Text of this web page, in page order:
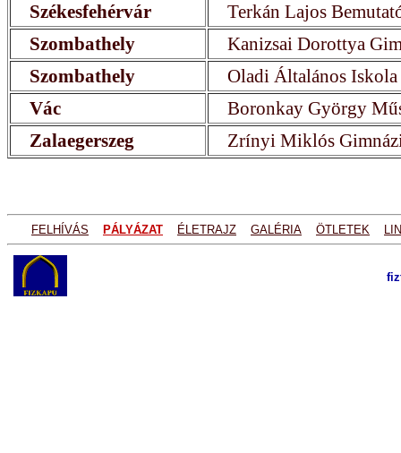
Székesfehérvár
Terkán Lajos
Szombathely
Kanizsai Dorottya
Szombathely
Oladi Általános Iskola
Vác
Boronkay György
Zalaegerszeg
Zrínyi Miklós
FELHÍVÁS PÁLYÁZAT ÉLETRAJZ GALÉRIA ÖTLETEK